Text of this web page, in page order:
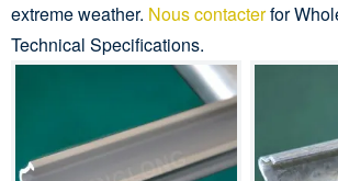
extreme weather. Nous contacterfor
Technical Specifications.